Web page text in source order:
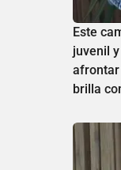
Este
juvenil
afrontar
brilla